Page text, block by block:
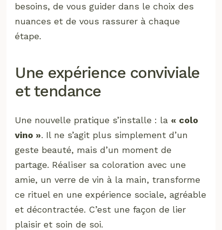
besoins, de vous guider dans le choix des
nuances et de vous rassurer à chaque
étape.
Une expérience conviviale
et tendance
Une nouvelle pratique s’installe : la« colo
vino ». Il ne s’agit plus simplement d’un
geste beauté, mais d’un moment de
partage. Réaliser sa coloration avec une
amie, un verre de vin à la main, transforme
ce rituel en une expérience sociale, agréable
et décontractée. C’est une façon de lier
plaisir et soin de soi.